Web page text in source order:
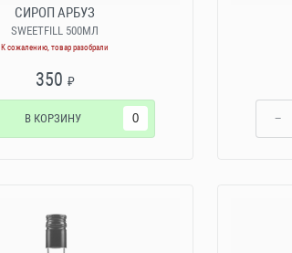
СИРОП АРБУЗ
SWEETFILL 500МЛ
К сожалению, товар разобрали
350 ₽
В КОРЗИНУ −